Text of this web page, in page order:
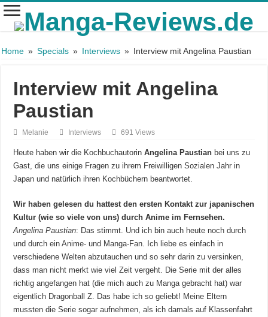
Home » Specials » Interviews » Interview mit Angelina Paustian
Interview mit Angelina
Paustian
Melanie Interviews 691 Views
Heute haben wir die KochbuchautorinAngelina Paustian bei uns zu
Gast, die uns einige Fragen zu ihrem Freiwilligen Sozialen Jahr in
Japan und natürlich ihren Kochbüchern beantwortet.
Wir haben gelesen du hattest den ersten Kontakt zur japanischen
Kultur (wie so viele von uns) durch Anime im Fernsehen.
Angelina Paustian: Das stimmt. Und ich bin auch heute noch durch
und durch ein Anime- und Manga-Fan. Ich liebe es einfach in
verschiedene Welten abzutauchen und so sehr darin zu versinken,
dass man nicht merkt wie viel Zeit vergeht. Die Serie mit der alles
richtig angefangen hat (die mich auch zu Manga gebracht hat) war
eigentlich Dragonball Z. Das habe ich so geliebt! Meine Eltern
mussten die Serie sogar aufnehmen, als ich damals auf Klassenfahrt